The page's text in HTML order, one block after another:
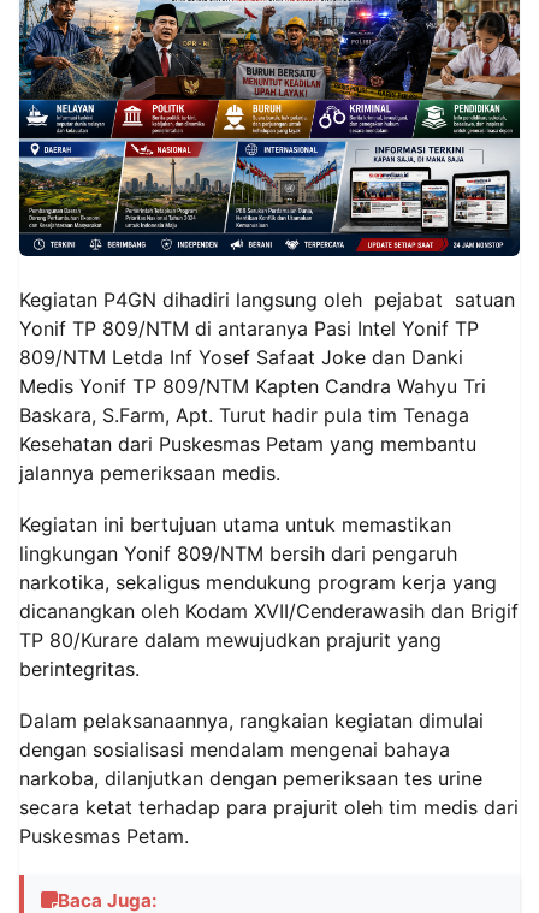
Kegiatan P4GN dihadiri langsung oleh pejabat satuan
Yonif TP 809/NTM di antaranya Pasi Intel Yonif TP
809/NTM Letda Inf Yosef Safaat Joke dan Danki
Medis Yonif TP 809/NTM Kapten Candra Wahyu Tri
Baskara, S.Farm, Apt. Turut hadir pula tim Tenaga
Kesehatan dari Puskesmas Petam yang membantu
jalannya pemeriksaan medis.
Kegiatan ini bertujuan utama untuk memastikan
lingkungan Yonif 809/NTM bersih dari pengaruh
narkotika, sekaligus mendukung program kerja yang
dicanangkan oleh Kodam XVII/Cenderawasih dan Brigif
TP 80/Kurare dalam mewujudkan prajurit yang
berintegritas.
Dalam pelaksanaannya, rangkaian kegiatan dimulai
dengan sosialisasi mendalam mengenai bahaya
narkoba, dilanjutkan dengan pemeriksaan tes urine
secara ketat terhadap para prajurit oleh tim medis dari
Puskesmas Petam.
Baca Juga: